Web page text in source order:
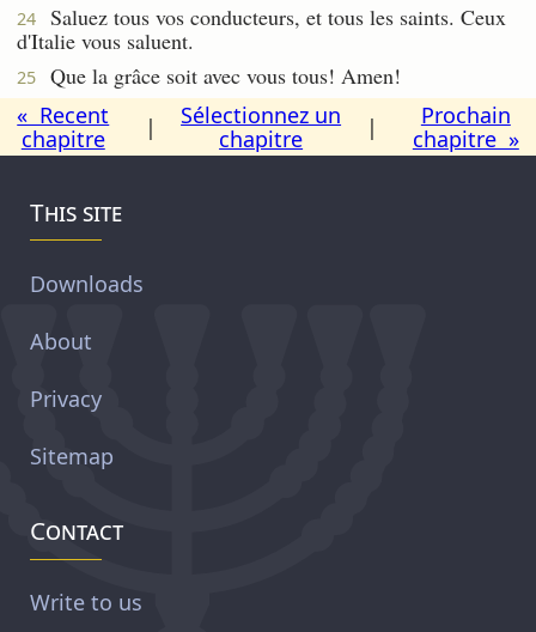
24
Saluez tous vos conducteurs, et tous les saints. Ceux
d'Italie vous saluent.
25
Que la grâce soit avec vous tous! Amen!
« Recent
chapitre
|
Sélectionnez un
chapitre
|
Prochain
chapitre »
This site
Downloads
About
Privacy
Sitemap
Contact
Write to us